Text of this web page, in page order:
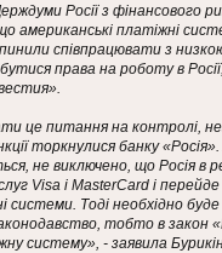
Росії з фінансового
американські платіжні
співпрацювати з
права на роботу в Росії,
це питання на контролі,
торкнулися банку
не виключено, що Росія в
Visa і MasterСard і
системи. Тоді необхідно
тобто в закон
систему», - заявила